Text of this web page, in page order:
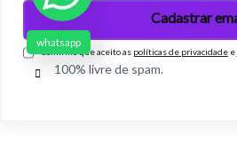
Confirmo que aceito as políticas de privacidadee
100% livre de spam.
whatsapp